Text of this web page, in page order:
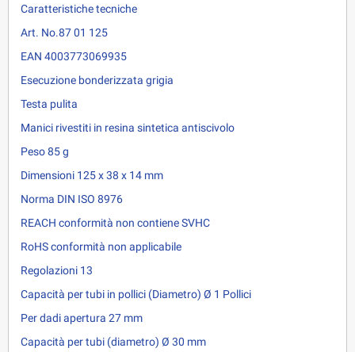
Caratteristiche tecniche
Art. No.87 01 125
EAN 4003773069935
Esecuzione bonderizzata grigia
Testa pulita
Manici rivestiti in resina sintetica antiscivolo
Peso 85 g
Dimensioni 125 x 38 x 14 mm
Norma DIN ISO 8976
REACH conformità non contiene SVHC
RoHS conformità non applicabile
Regolazioni 13
Capacità per tubi in pollici (Diametro) Ø 1 Pollici
Per dadi apertura 27 mm
Capacità per tubi (diametro) Ø 30 mm